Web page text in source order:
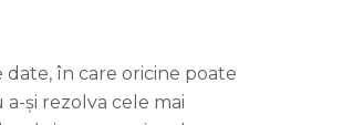
în care oricine poate
și rezolva cele mai